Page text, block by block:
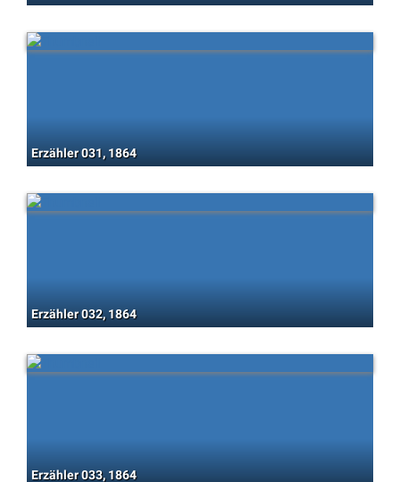
Erzähler 031, 1864
Erzähler 032, 1864
Erzähler 033, 1864